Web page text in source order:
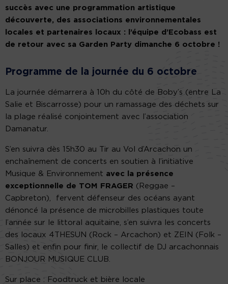
succès avec une programmation artistique
découverte, des associations environnementales
locales et partenaires locaux : l’équipe d’Ecobass est
de retour avec sa Garden Party dimanche 6 octobre !
Programme de la journée du 6 octobre
La journée démarrera à 10h du côté de Boby’s (entre La
Salie et Biscarrosse) pour un ramassage des déchets sur
la plage réalisé conjointement avec l’association
Damanatur.
S’en suivra dès 15h30 au Tir au Vol d’Arcachon un
enchaînement de concerts en soutien à l’initiative
Musique & Environnement avec la présence
exceptionnelle de TOM FRAGER (Reggae –
Capbreton), fervent défenseur des océans ayant
dénoncé la présence de microbilles plastiques toute
l’année sur le littoral aquitaine, s’en suivra les concerts
des locaux 4THESUN (Rock – Arcachon) et ZEIN (Folk –
Salles) et enfin pour finir, le collectif de DJ arcachonnais
BONJOUR MUSIQUE CLUB.
Sur place : Foodtruck et bière locale